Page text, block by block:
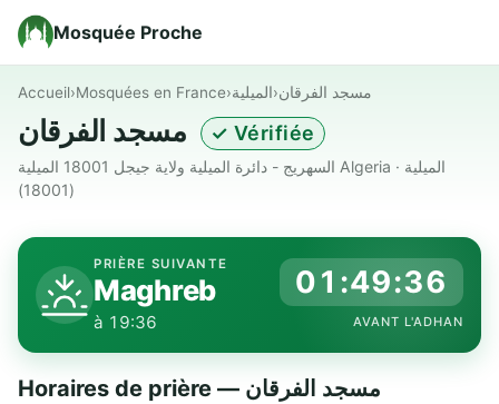
Mosquée Proche
Accueil›Mosquées en France›الميلية›مسجد الفرقان
✓ Vérifiée
السهريج - دائرة الميلية ولاية جيجل 18001 الميلية Algeria · الميلية
(18001)
PRIÈRE SUIVANTE
Maghreb
à 19:36
01:49:35
AVANT L'ADHAN
Horaires de prière — مسجد الفرقان